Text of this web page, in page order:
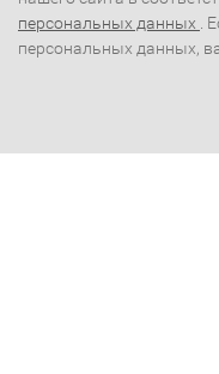
персональных данных .
персональных данных,